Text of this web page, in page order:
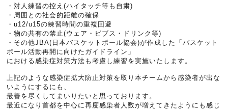
・対人練習の控え(ハイタッチ等も自粛)
・周囲との社会的距離の確保
・u12/u15の練習時間の重複回避
・物の共有の禁止(ウェア・ビブス・ドリンク等)
・その他JBA(日本バスケットボール協会)が作成した「バスケット
ボール活動再開に向けたガイドライン」
における感染症対策方法も考慮し練習を実施いたします。
上記のような感染症拡大防止対策を取り本チームから感染者が出な
いようにするにも、
最善を尽くしてまいりたいと思っております。
最近になり首都を中心に再度感染者人数が増えてきたようにも感じ